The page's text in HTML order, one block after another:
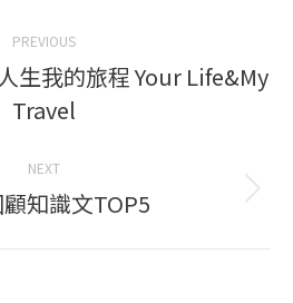
PREVIOUS
Previous
post:
生我的旅程 Your Life&My
Travel
NEXT
Next
知識文TOP5